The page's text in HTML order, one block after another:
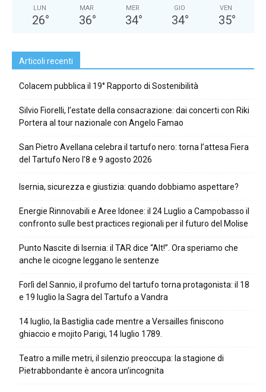
LUN
26°
MAR
36°
MER
34°
GIO
34°
VEN
35°
Articoli recenti
Colacem pubblica il 19° Rapporto di Sostenibilità
Silvio Fiorelli, l’estate della consacrazione: dai concerti con Riki
Portera al tour nazionale con Angelo Famao
San Pietro Avellana celebra il tartufo nero: torna l’attesa Fiera
del Tartufo Nero l’8 e 9 agosto 2026
Isernia, sicurezza e giustizia: quando dobbiamo aspettare?
Energie Rinnovabili e Aree Idonee: il 24 Luglio a Campobasso il
confronto sulle best practices regionali per il futuro del Molise
Punto Nascite di Isernia: il TAR dice “Alt!”. Ora speriamo che
anche le cicogne leggano le sentenze
Forlì del Sannio, il profumo del tartufo torna protagonista: il 18
e 19 luglio la Sagra del Tartufo a Vandra
14 luglio, la Bastiglia cade mentre a Versailles finiscono
ghiaccio e mojito Parigi, 14 luglio 1789.
Teatro a mille metri, il silenzio preoccupa: la stagione di
Pietrabbondante è ancora un’incognita